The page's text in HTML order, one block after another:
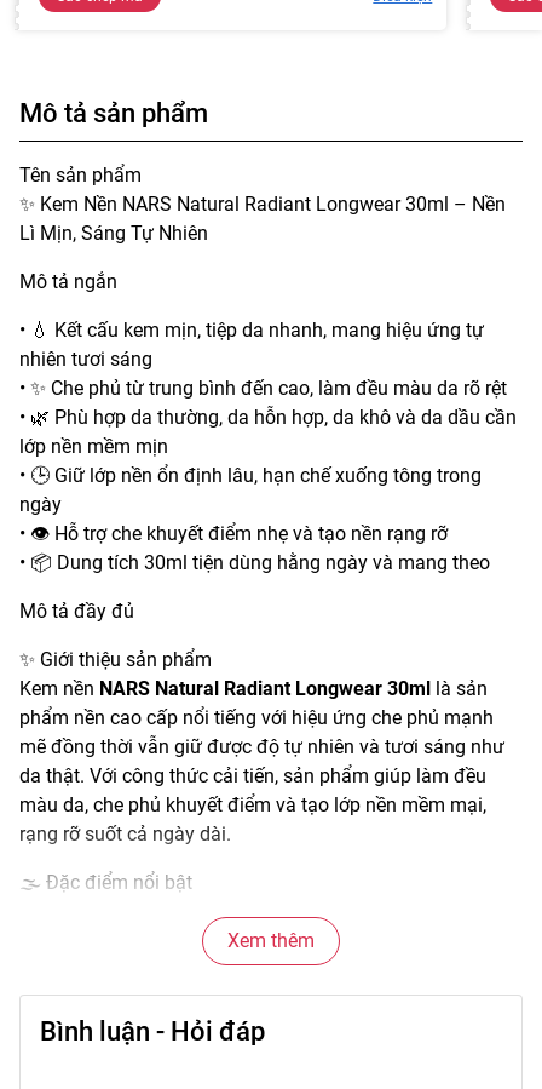
Mô tả sản phẩm
Tên sản phẩm
✨ Kem Nền NARS Natural Radiant Longwear 30ml – Nền
Lì Mịn, Sáng Tự Nhiên
Mô tả ngắn
• 💧 Kết cấu kem mịn, tiệp da nhanh, mang hiệu ứng tự
nhiên tươi sáng
• ✨ Che phủ từ trung bình đến cao, làm đều màu da rõ rệt
• 🌿 Phù hợp da thường, da hỗn hợp, da khô và da dầu cần
lớp nền mềm mịn
• 🕒 Giữ lớp nền ổn định lâu, hạn chế xuống tông trong
ngày
• 👁️ Hỗ trợ che khuyết điểm nhẹ và tạo nền rạng rỡ
• 📦 Dung tích 30ml tiện dùng hằng ngày và mang theo
Mô tả đầy đủ
✨ Giới thiệu sản phẩm
Kem nền NARS Natural Radiant Longwear 30ml
là sản
phẩm nền cao cấp nổi tiếng với hiệu ứng che phủ mạnh
mẽ đồng thời vẫn giữ được độ tự nhiên và tươi sáng như
da thật. Với công thức cải tiến, sản phẩm giúp làm đều
màu da, che phủ khuyết điểm và tạo lớp nền mềm mại,
rạng rỡ suốt cả ngày dài.
🌫️ Đặc điểm nổi bật
• Kết cấu kem mịn, không gây cakey và dễ tán đều trên da.
• Hiệu ứng che phủ từ trung bình đến cao giúp giảm thiểu
các vùng không đều màu.
• Tạo nền mềm mịn, rạng rỡ mà vẫn giữ cảm giác nhẹ trên
da.
Xem thêm
Bình luận - Hỏi đáp